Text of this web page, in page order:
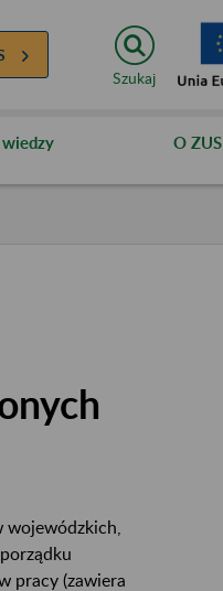
Szukaj
wiedzy O ZUS
pracy (zawiera